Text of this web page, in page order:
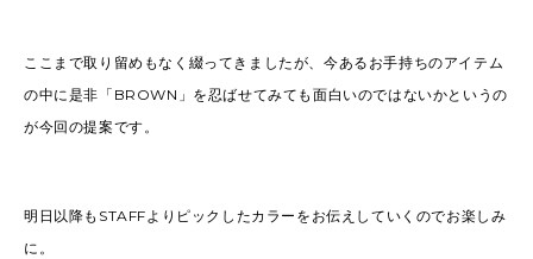
ここまで取り留めもなく綴ってきましたが、今あるお手持ちのアイテム
の中に是非「BROWN」を忍ばせてみても面白いのではないかというの
が今回の提案です。
明日以降もSTAFFよりピックしたカラーをお伝えしていくのでお楽しみ
に。